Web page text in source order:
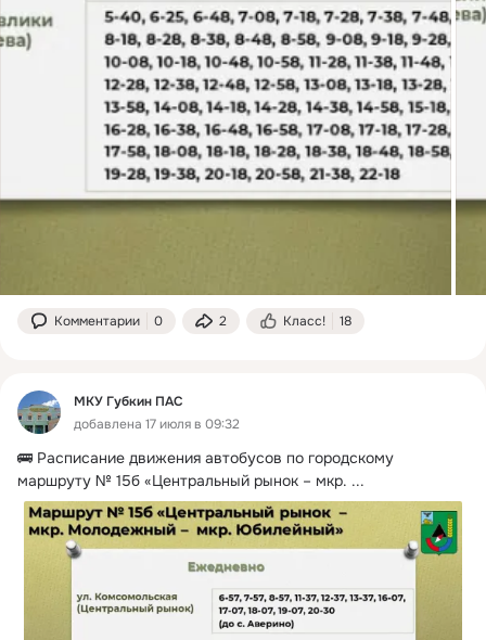
Комментарии 0 2 Класс! 18
МКУ Губкин ПАС
добавлена 17 июля в 09:32
🚌 Расписание движения автобусов по городскому
маршруту № 15б «Центральный рынок – мкр. ...